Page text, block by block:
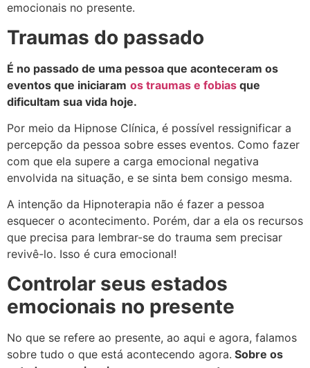
emocionais no presente.
Traumas do passado
É no passado de uma pessoa que aconteceram os
eventos que iniciaram os traumas e fobias que
dificultam sua vida hoje.
Por meio da Hipnose Clínica, é possível ressignificar a
percepção da pessoa sobre esses eventos. Como fazer
com que ela supere a carga emocional negativa
envolvida na situação, e se sinta bem consigo mesma.
A intenção da Hipnoterapia não é fazer a pessoa
esquecer o acontecimento. Porém, dar a ela os recursos
que precisa para lembrar-se do trauma sem precisar
revivê-lo. Isso é cura emocional!
Controlar seus estados
emocionais no presente
No que se refere ao presente, ao aqui e agora, falamos
sobre tudo o que está acontecendo agora. Sobre os